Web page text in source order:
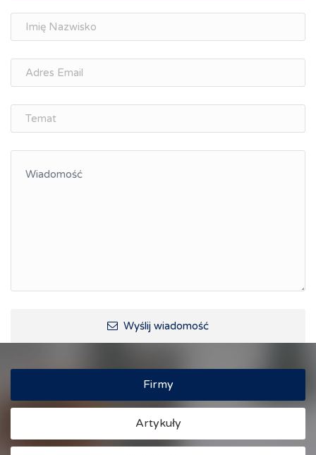
osobisty
Memorandum Gospodarcze PL-CZ
Śląskie Porozumienie Gospodarcze
ŚLĄSK.ONLINE
Integracja
Wyślij wiadomość
Firmy
Artykuły